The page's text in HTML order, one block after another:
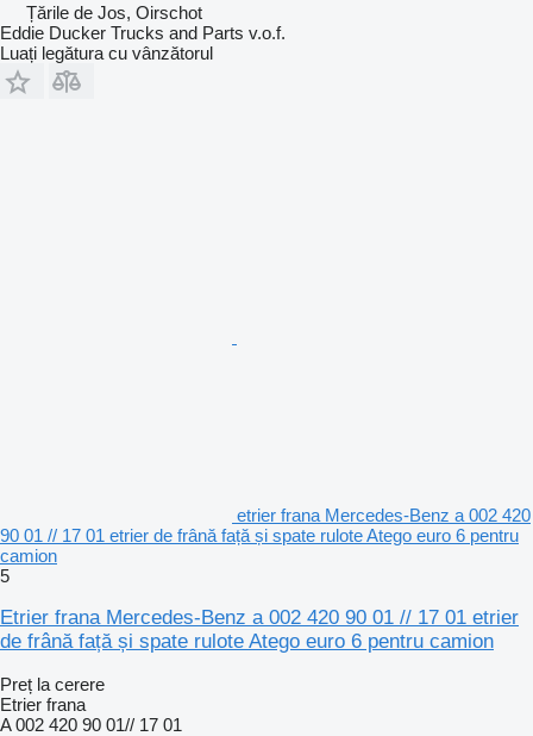
Țările de Jos, Oirschot
Eddie Ducker Trucks and Parts v.o.f.
Luați legătura cu vânzătorul
etrier frana Mercedes-Benz a 002 420
90 01 // 17 01 etrier de frână față și spate rulote Atego euro 6 pentru
camion
5
Etrier frana Mercedes-Benz a 002 420 90 01 // 17 01 etrier
de frână față și spate rulote Atego euro 6 pentru camion
Preț la cerere
Etrier frana
A 002 420 90 01// 17 01